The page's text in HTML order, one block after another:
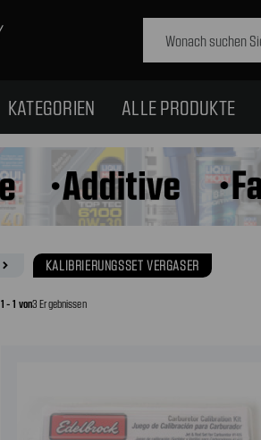
KATEGORIEN ALLE PRODUKTE
navigate_next KALIBRIERUNGSSET VERGASER
1 - 1 von3 Ergebnissen